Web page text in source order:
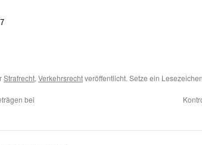
Strafrecht, Verkehrsrechtveröffentlicht. Setze ein
bei